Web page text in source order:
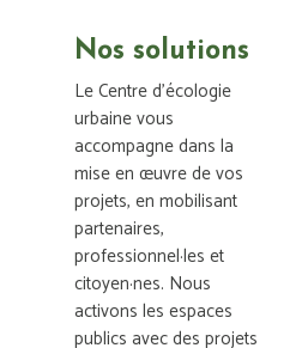
Nos solutions
Le Centre d’écologie
urbaine vous
accompagne dans la
mise en œuvre de vos
projets, en mobilisant
partenaires,
professionnel·les et
citoyen·nes. Nous
activons les espaces
publics avec des projets